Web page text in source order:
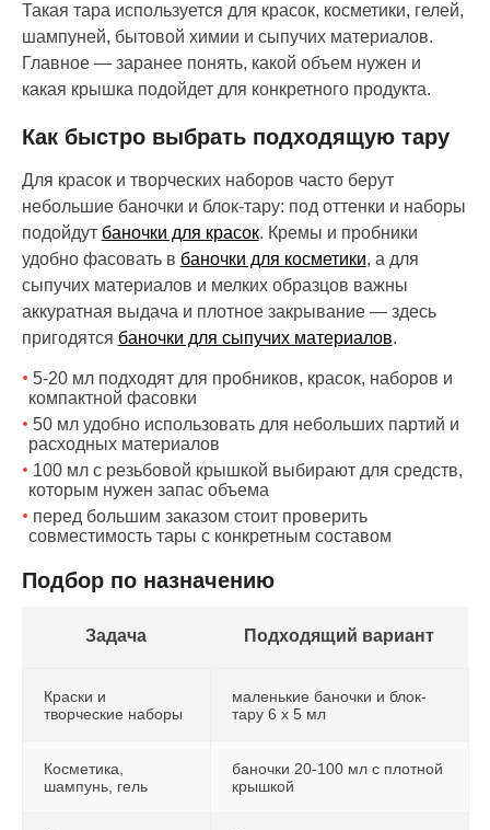
Такая тара используется для красок, косметики, гелей,
шампуней, бытовой химии и сыпучих материалов.
Главное — заранее понять, какой объем нужен и
какая крышка подойдет для конкретного продукта.
Как быстро выбрать подходящую тару
Для красок и творческих наборов часто берут
небольшие баночки и блок-тару: под оттенки и наборы
подойдут баночки для красок. Кремы и пробники
удобно фасовать в баночки для косметики, а для
сыпучих материалов и мелких образцов важны
аккуратная выдача и плотное закрывание — здесь
пригодятся баночки для сыпучих материалов.
5-20 мл подходят для пробников, красок, наборов и
компактной фасовки
50 мл удобно использовать для небольших партий и
расходных материалов
100 мл с резьбовой крышкой выбирают для средств,
которым нужен запас объема
перед большим заказом стоит проверить
совместимость тары с конкретным составом
Подбор по назначению
Задача Подходящий вариант
Краски и
творческие наборы
маленькие баночки и блок-
тару 6 x 5 мл
Косметика,
шампунь, гель
баночки 20-100 мл с плотной
крышкой